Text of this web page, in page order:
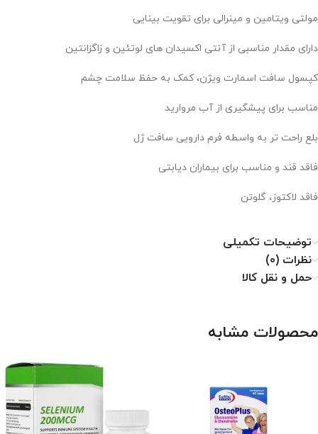
مولتی ویتامین و مینرالی برای تقویت بینایی
دارای مقدار مناسبی از آنتی اکسیدان های لوتئین و زاگزانتین
کپسول سافت اسمارت ویژن، کمک به حفظ سلامت چشم
مناسب برای پیشگیری از آب مروارید
بلع راحت تر به واسطه فرم دارویی سافت ژل
فاقد قند و مناسب برای بیماران دیابتی
فاقد لاکتوز، گلوتن
توضیحات تکمیلی
نظرات (0)
حمل و نقل کالا
محصولات مشابه